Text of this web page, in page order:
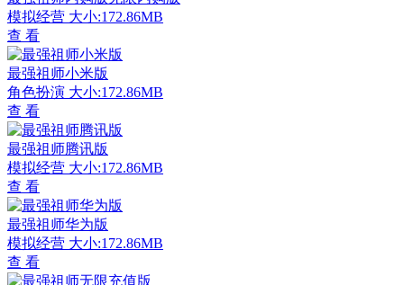
模拟经营 大小:172.86MB
查 看
最强祖师小米版
角色扮演 大小:172.86MB
查 看
最强祖师腾讯版
模拟经营 大小:172.86MB
查 看
最强祖师华为版
模拟经营 大小:172.86MB
查 看